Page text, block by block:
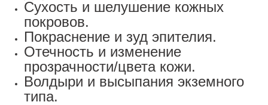
Сухость и шелушение кожных
покровов.
Покраснение и зуд эпителия.
Отечность и изменение
прозрачности/цвета кожи.
Волдыри и высыпания экземного
типа.